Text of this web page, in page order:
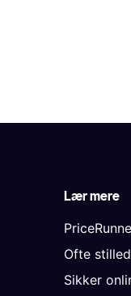
Lær mere
Ofte
Sikker